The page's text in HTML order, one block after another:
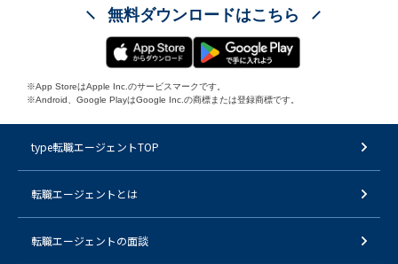
無料ダウンロードはこちら
※App StoreはApple Inc.のサービスマークです。
※Android、Google PlayはGoogle Inc.の商標または登録商標です。
type転職エージェントTOP
転職エージェントとは
転職エージェントの面談